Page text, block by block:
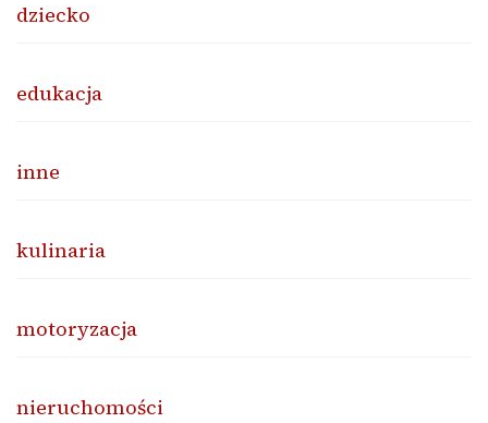
dziecko
edukacja
inne
kulinaria
motoryzacja
nieruchomości